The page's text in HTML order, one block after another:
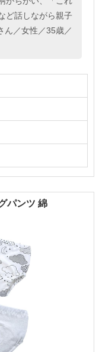
ど話しながら親子
ん／女性／35歳／
パンツ 綿